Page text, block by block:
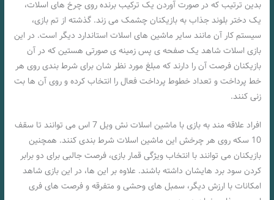
بدین ترتیب که در صورت آوردن یک ترکیب برنده روی چرخ های اسلات،
یک دختر بلوند جذاب به بازیکنان چشمک می زند. گذشته از تم بازی،
سیستم کار آن مانند سایر ماشین های اسلات استاندارد دیگر است. در این
بازی اسلات شاهد یک صفحه ی پس زمینه ی صورتی هستین که در آن
بازیکنان فرصت آن را دارند که مبلغ مورد نظر شان برای شرط بندی روی هر
خط پرداخت و تعداد خطوط پرداخت فعال را انتخاب کرده و روی آن ها بت
زنی کنند.
افراد علاقه مند به بازی با ماشین اسلات نش ویل 7 اس می توانند تا سقف
10 سکه روی هر چرخش این ماشین اسلات شرط بندی کنند. همچنین
بازیکنان می توانند با انتخاب ویژگی قمار بازی، فرصت جالبی برای دو برابر
کردن سود برد هایشان داشته باشند. علاوه بر این ها، در این بازی شاهد
امکانات با ارزش دیگر، سمبل های وحشی و متفرقه و فرصت های فری